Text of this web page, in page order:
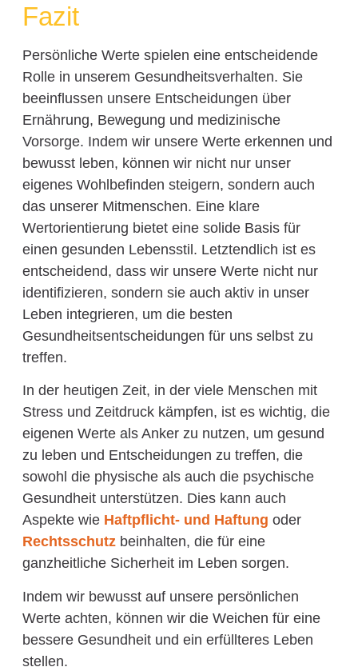
Fazit
Persönliche Werte spielen eine entscheidende
Rolle in unserem Gesundheitsverhalten. Sie
beeinflussen unsere Entscheidungen über
Ernährung, Bewegung und medizinische
Vorsorge. Indem wir unsere Werte erkennen und
bewusst leben, können wir nicht nur unser
eigenes Wohlbefinden steigern, sondern auch
das unserer Mitmenschen. Eine klare
Wertorientierung bietet eine solide Basis für
einen gesunden Lebensstil. Letztendlich ist es
entscheidend, dass wir unsere Werte nicht nur
identifizieren, sondern sie auch aktiv in unser
Leben integrieren, um die besten
Gesundheitsentscheidungen für uns selbst zu
treffen.
In der heutigen Zeit, in der viele Menschen mit
Stress und Zeitdruck kämpfen, ist es wichtig, die
eigenen Werte als Anker zu nutzen, um gesund
zu leben und Entscheidungen zu treffen, die
sowohl die physische als auch die psychische
Gesundheit unterstützen. Dies kann auch
Aspekte wie Haftpflicht- und Haftung oder
Rechtsschutzbeinhalten, die für eine
ganzheitliche Sicherheit im Leben sorgen.
Indem wir bewusst auf unsere persönlichen
Werte achten, können wir die Weichen für eine
bessere Gesundheit und ein erfüllteres Leben
stellen.